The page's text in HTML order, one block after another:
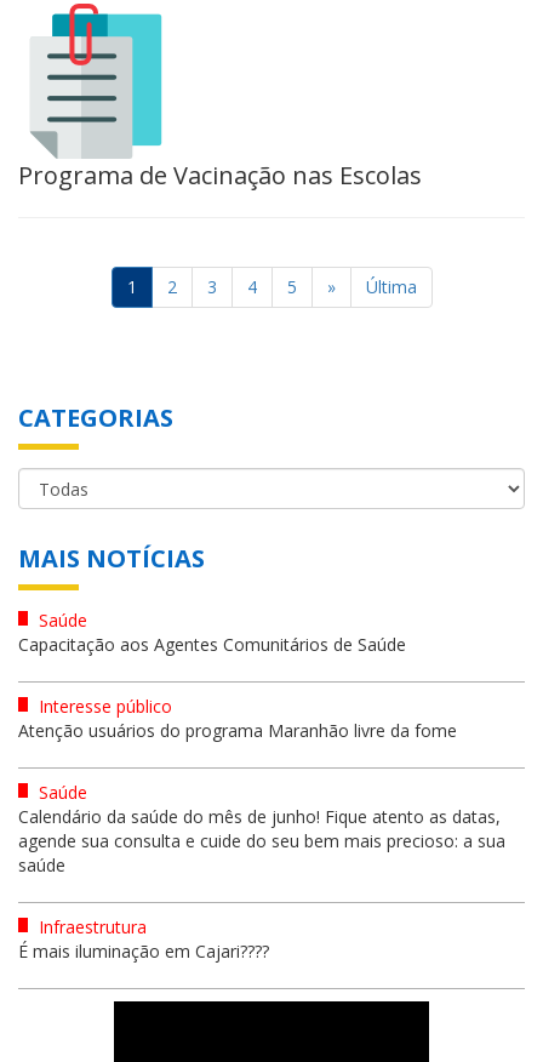
Programa de Vacinação nas Escolas
1 2 3 4 5 » Última
CATEGORIAS
MAIS NOTÍCIAS
Saúde
Capacitação aos Agentes Comunitários de Saúde
Interesse público
Atenção usuários do programa Maranhão livre da fome
Saúde
Calendário da saúde do mês de junho! Fique atento as datas,
agende sua consulta e cuide do seu bem mais precioso: a sua
saúde
Infraestrutura
É mais iluminação em Cajari????